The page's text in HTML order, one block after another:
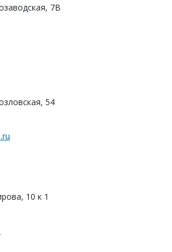
7В
54
10 к 1